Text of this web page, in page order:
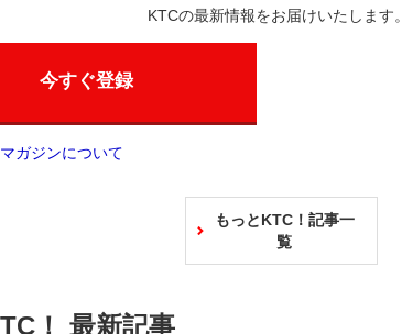
KTCの最新情報をお届けいたします。
今すぐ登録
ガジンについて
もっとKTC！記事一
覧
！ 最新記事